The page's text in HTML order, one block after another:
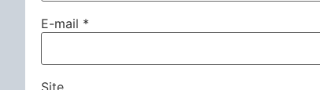
E-mail *
Site